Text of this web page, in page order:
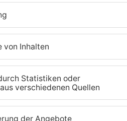
18. April, um 18
Bahnhofsgebäude in
Die Teilnehmerinnen und
Armand Strubberg und
Ausstellung „Cowboys und
Ende seines Lebens hin in
begann er eine
einem Nebenbuhler floh er
solcher abenteuerlicher
verbracht. Unter dem